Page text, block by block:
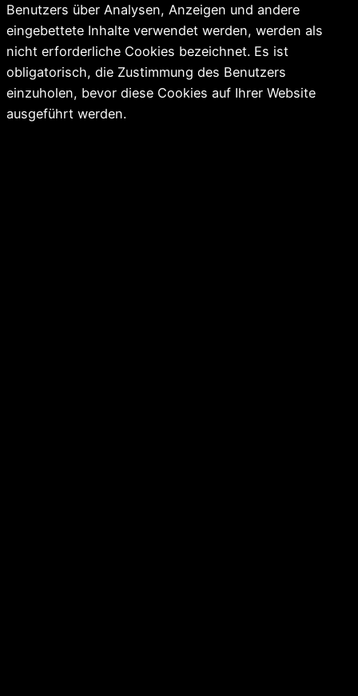
Benutzers über Analysen, Anzeigen und andere
eingebettete Inhalte verwendet werden, werden als
nicht erforderliche Cookies bezeichnet. Es ist
obligatorisch, die Zustimmung des Benutzers
einzuholen, bevor diese Cookies auf Ihrer Website
ausgeführt werden.